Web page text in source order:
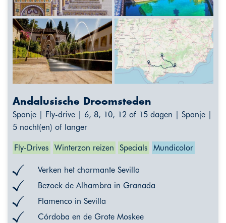
Andalusische Droomsteden
Spanje | Fly-drive | 6, 8, 10, 12 of 15 dagen | Spanje |
5 nacht(en) of langer
Fly-Drives Winterzon reizen Specials Mundicolor
Verken het charmante Sevilla
Bezoek de Alhambra in Granada
Flamenco in Sevilla
Córdoba en de Grote Moskee